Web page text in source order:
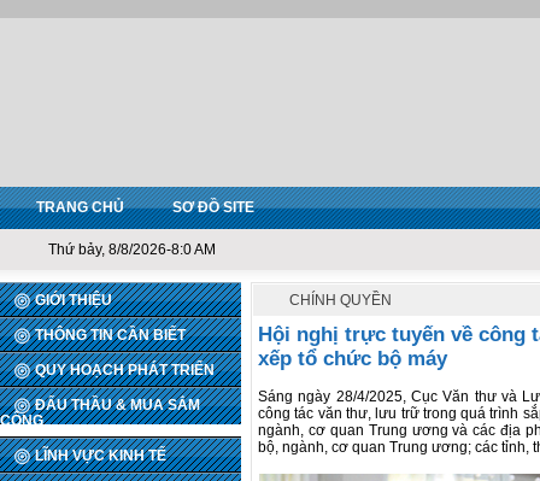
TRANG CHỦ SƠ ĐỒ SITE
Thứ bảy, 8/8/2026-8:0 AM
GIỚI THIỆU
THÔNG TIN CẦN BIẾT
QUY HOẠCH PHÁT TRIỂN
ĐẤU THẦU & MUA SẮM
CÔNG
LĨNH VỰC KINH TẾ
CHÍNH QUYỀN
Hội nghị trực tuyến về công
xếp tổ chức bộ máy
Sáng ngày 28/4/2025, Cục Văn thư và
công tác văn thư, lưu trữ trong quá trình
ngành, cơ quan Trung ương và các địa
bộ, ngành, cơ quan Trung ương; các tỉnh,